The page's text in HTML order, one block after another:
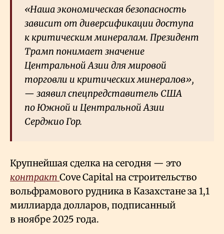
«Наша экономическая безопасность
зависит от диверсификации доступа
к критическим минералам. Президент
Трамп понимает значение
Центральной Азии для мировой
торговли и критических минералов»,
— заявил спецпредставитель США
по Южной и Центральной Азии
Серджио Гор.
Крупнейшая сделка на сегодня — это
контракт Cove Capital на строительство
вольфрамового рудника в Казахстане за 1,1
миллиарда долларов, подписанный
в ноябре 2025 года.